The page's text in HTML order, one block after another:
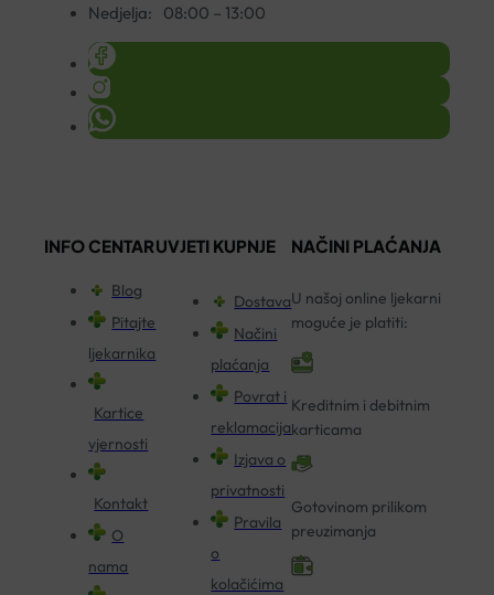
Nedjelja:
08:00 – 13:00
INFO CENTAR
Blog
Pitajte
ljekarnika
Kartice
vjernosti
Kontakt
O
nama
UVJETI KUPNJE
Dostava
Načini
plaćanja
Povrat i
reklamacija
Izjava o
privatnosti
Pravila
o
kolačićima
NAČINI PLAĆANJA
U našoj online ljekarni
moguće je platiti:
Kreditnim i debitnim
karticama
Gotovinom prilikom
preuzimanja